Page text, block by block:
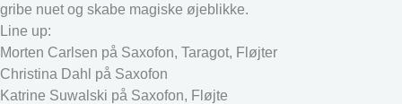
gribe nuet og skabe magiske øjeblikke.
Line up:
Morten Carlsen på Saxofon, Taragot, Fløjter
Christina Dahl på Saxofon
Katrine Suwalski på Saxofon, Fløjte